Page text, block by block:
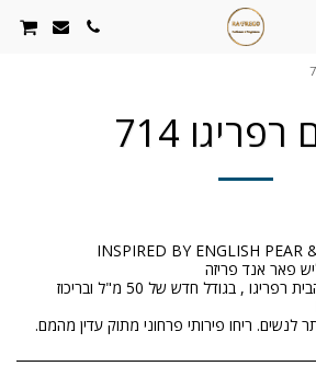
714
מגיע בבקבוק היוקרתי של הבית רפריגו , בגודל חדש של 50 מ"ל ובריכוז
לנשים. ריחו פירותי פרחוני מתוק עדין מהמם.